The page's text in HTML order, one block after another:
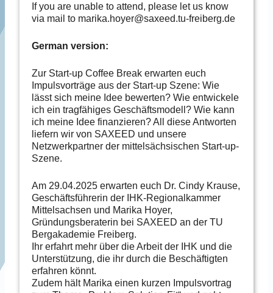
If you are unable to attend, please let us know
via mail to marika.hoyer@saxeed.tu-freiberg.de
German version:
Zur Start-up Coffee Break erwarten euch
Impulsvorträge aus der Start-up Szene: Wie
lässt sich meine Idee bewerten? Wie entwickele
ich ein tragfähiges Geschäftsmodell? Wie kann
ich meine Idee finanzieren? All diese Antworten
liefern wir von SAXEED und unsere
Netzwerkpartner der mittelsächsischen Start-up-
Szene.
Am 29.04.2025 erwarten euch Dr. Cindy Krause,
Geschäftsführerin der IHK-Regionalkammer
Mittelsachsen und Marika Hoyer,
Gründungsberaterin bei SAXEED an der TU
Bergakademie Freiberg.
Ihr erfahrt mehr über die Arbeit der IHK und die
Unterstützung, die ihr durch die Beschäftigten
erfahren könnt.
Zudem hält Marika einen kurzen Impulsvortrag